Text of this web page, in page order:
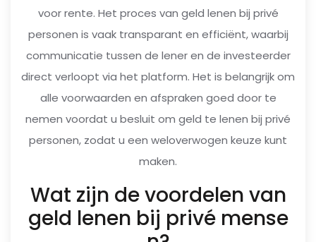
voor rente. Het proces van geld lenen bij privé
personen is vaak transparant en efficiënt, waarbij
communicatie tussen de lener en de investeerder
direct verloopt via het platform. Het is belangrijk om
alle voorwaarden en afspraken goed door te
nemen voordat u besluit om geld te lenen bij privé
personen, zodat u een weloverwogen keuze kunt
maken.
Wat zijn de voordelen van
geld lenen bij privé mense